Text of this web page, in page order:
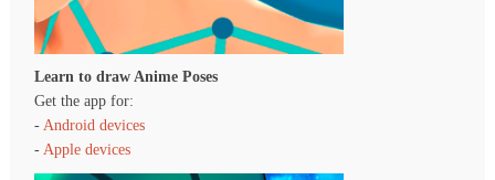
Learn to draw Anime Poses
Get the app for:
- Android devices
- Apple devices